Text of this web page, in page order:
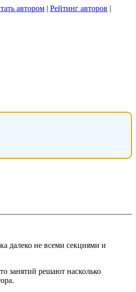
автором | Рейтинг авторов |
далеко не всеми секциями и
занятий решают насколько